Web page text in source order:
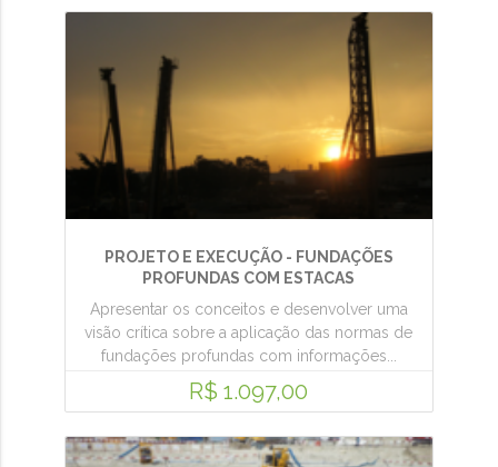
PROJETO E EXECUÇÃO - FUNDAÇÕES
PROFUNDAS COM ESTACAS
Apresentar os conceitos e desenvolver uma
visão crítica sobre a aplicação das normas de
fundações profundas com informações...
R$ 1.097,00